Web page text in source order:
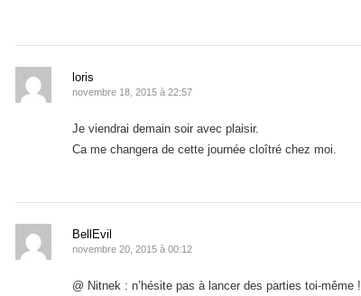
loris
novembre 18, 2015 à 22:57
Je viendrai demain soir avec plaisir.
Ca me changera de cette journée cloîtré chez moi.
BellEvil
novembre 20, 2015 à 00:12
@ Nitnek : n’hésite pas à lancer des parties toi-même !